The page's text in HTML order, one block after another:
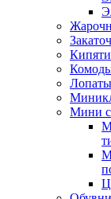
Лопаты
Мини